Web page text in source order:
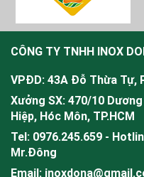
CÔNG TY TNHH INOX
VPĐD: 43A Đỗ Thừa Tự,
Xưởng SX: 470/10
Hiệp, Hóc Môn, TP.HCM
Tel: 0976.245.659 -
Mr.Đông
Email: